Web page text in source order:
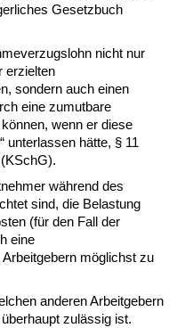
Gesetzbuch
nicht nur
erzielten
sondern auch einen
eine zumutbare
wenn er diese
unterlassen hätte, § 11
während des
sind, die Belastung
(für den Fall der
eine
möglichst zu
anderen Arbeitgebern
zulässig ist.